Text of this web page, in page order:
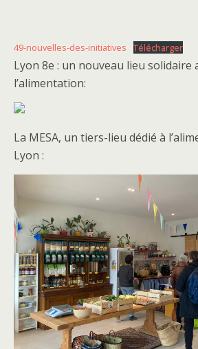
49-nouvelles-des-initiatives Télécharger
Lyon 8e : un nouveau lieu solidaire
l’alimentation:
La MESA, un tiers-lieu dédié à
Lyon :